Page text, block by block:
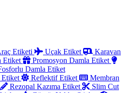
Etiketi Uçak Etiket
Karavan
Etiket
Promosyon Damla Etiket
Damla Etiket
Etiket Reflektif Etiket
Membran
Rezopal Kazıma Etiket
Slim Cut